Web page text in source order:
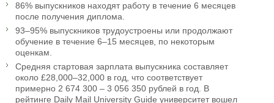
86% выпускников находят работу в течение 6 месяцев
после получения диплома.
93–95% выпускников трудоустроены или продолжают
обучение в течение 6–15 месяцев, по некоторым
оценкам.
Средняя стартовая зарплата выпускника составляет
около £28,000–32,000 в год, что соответствует
примерно 2 674 300 – 3 056 350 рублей в год. В
рейтинге Daily Mail University Guide университет вошел